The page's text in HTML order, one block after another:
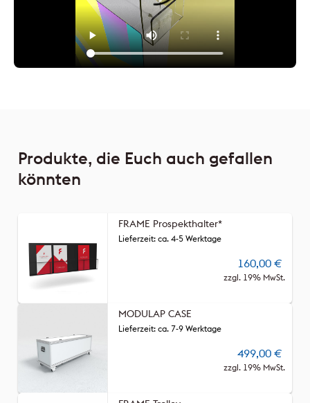
Produkte, die Euch auch gefallen
könnten
FRAME Prospekthalter*
160,00 €
zzgl. 19% MwSt.
Lieferzeit: ca. 4-5 Werktage
MODULAP CASE
Lieferzeit: ca. 7-9 Werktage
499,00 €
zzgl. 19% MwSt.